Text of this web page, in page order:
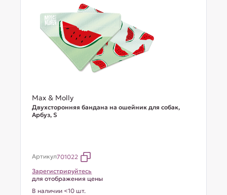
Max & Molly
Двухсторонняя бандана на ошейник для собак,
Арбуз, S
Артикул701022
Зарегистрируйтесь
для отображения цены
В наличии <10 шт.